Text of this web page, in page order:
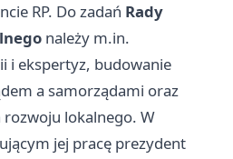
RP. Do zadań Rady
należy m.in.
i ekspertyz, budowanie
a samorządami oraz
rozwoju lokalnego. W
jej pracę prezydent